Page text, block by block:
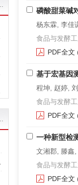
磷酸甜菜碱
杨东霖, 李佳
食品与发酵
PDF全文
基于宏基因
程坤, 赵婷,
食品与发酵
PDF全文
一种新型检
文湘郡, 滕鑫
食品与发酵
PDF全文